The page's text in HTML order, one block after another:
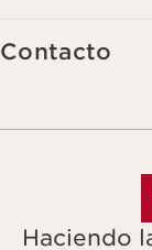
Contacto
Haciendo